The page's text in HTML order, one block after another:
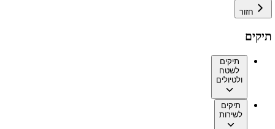
חזור
תיקים
תיקים
לשטח
ולטיולים
תיקים
לשירות